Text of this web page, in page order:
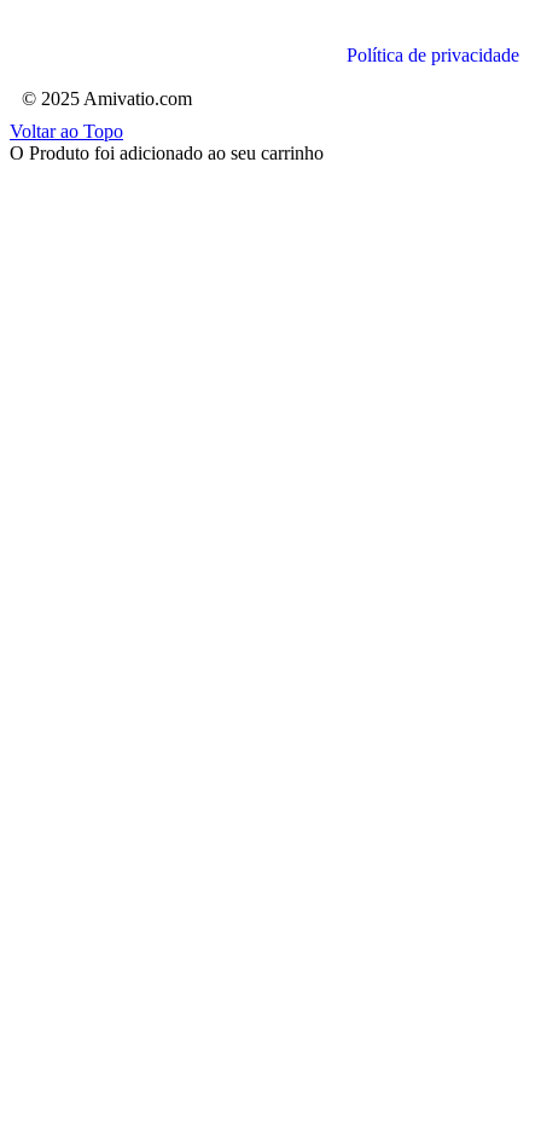
Política de privacidade
© 2025 Amivatio.com
Voltar ao Topo
O Produto foi adicionado ao seu carrinho